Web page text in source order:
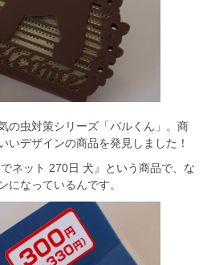
の虫対策シリーズ「バルくん」。商
いデザインの商品を発見しました！
ネット 270日 犬』という商品で、な
になっているんです。